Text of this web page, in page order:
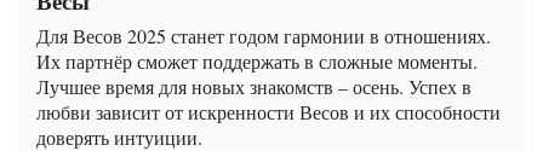
Для Весов 2025 станет годом гармонии в отношениях.
Их партнёр сможет поддержать в сложные моменты.
Лучшее время для новых знакомств – осень. Успех в
любви зависит от искренности Весов и их способности
доверять интуиции.